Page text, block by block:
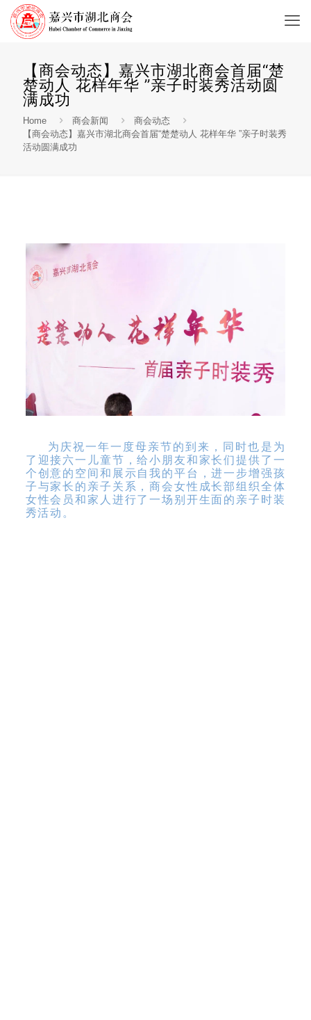
【商会动态】嘉兴市湖北商会首届“楚
楚动人 花样年华 ”亲子时装秀活动圆
满成功
Home 商会新闻
商会动态
【商会动态】嘉兴市湖北商会首届“楚楚动人 花样年华 ”亲子时装秀
活动圆满成功
为庆祝一年一度母亲节的到来，同时也是为
了迎接六一儿童节，给小朋友和家长们提供了一
个创意的空间和展示自我的平台，进一步增强孩
子与家长的亲子关系，商会女性成长部组织全体
女性会员和家人进行了一场别开生面的亲子时装
秀活动。